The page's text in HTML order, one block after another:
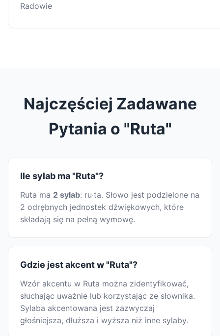
Radowie
Najczęściej Zadawane
Pytania o "Ruta"
Ile sylab ma "Ruta"?
Ruta ma 2 sylab: ru·ta. Słowo jest podzielone na
2 odrębnych jednostek dźwiękowych, które
składają się na pełną wymowę.
Gdzie jest akcent w "Ruta"?
Wzór akcentu w Ruta można zidentyfikować,
słuchając uważnie lub korzystając ze słownika.
Sylaba akcentowana jest zazwyczaj
głośniejsza, dłuższa i wyższa niż inne sylaby.